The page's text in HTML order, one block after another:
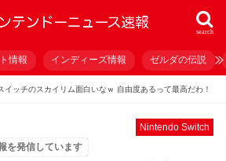
search
情報 インディーズ情報 ゼルダの伝説
イッチのスカイリム面白いなｗ 自由度あるって最高だわ！
Nintendo Switch
を発信しています